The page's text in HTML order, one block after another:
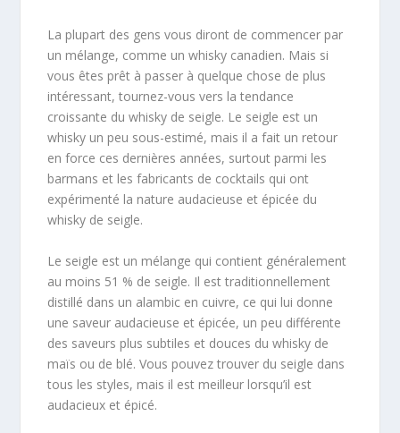
La plupart des gens vous diront de commencer par
un mélange, comme un whisky canadien. Mais si
vous êtes prêt à passer à quelque chose de plus
intéressant, tournez-vous vers la tendance
croissante du whisky de seigle. Le seigle est un
whisky un peu sous-estimé, mais il a fait un retour
en force ces dernières années, surtout parmi les
barmans et les fabricants de cocktails qui ont
expérimenté la nature audacieuse et épicée du
whisky de seigle.
Le seigle est un mélange qui contient généralement
au moins 51 % de seigle. Il est traditionnellement
distillé dans un alambic en cuivre, ce qui lui donne
une saveur audacieuse et épicée, un peu différente
des saveurs plus subtiles et douces du whisky de
maïs ou de blé. Vous pouvez trouver du seigle dans
tous les styles, mais il est meilleur lorsqu’il est
audacieux et épicé.